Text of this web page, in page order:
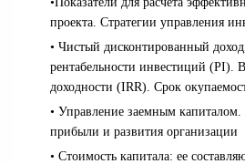
проекта. Стратегии управления
• Чистый дисконтированный
рентабельности инвестиций (PI).
доходности (IRR). Срок
• Управление заемным капиталом.
прибыли и развития организации
• Стоимость капитала: ее